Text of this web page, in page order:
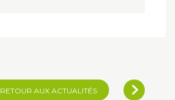
RETOUR AUX ACTUALITÉS